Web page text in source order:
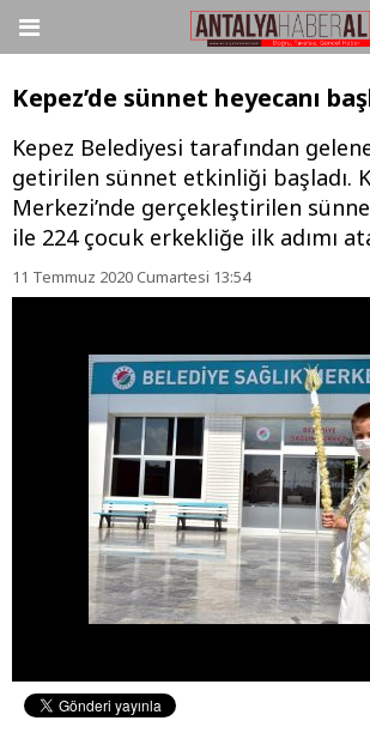
Kepez’de sünnet heyecanı
Kepez Belediyesi tarafından
getirilen sünnet etkinliği başladı.
Merkezi’nde gerçekleştirilen
ile 224 çocuk erkekliğe ilk adımı
11 Temmuz 2020 Cumartesi 13:54